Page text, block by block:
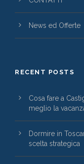
News ed Offerte
RECENT POSTS
Cosa fare a
meglio la
Dormire in
scelta strategica